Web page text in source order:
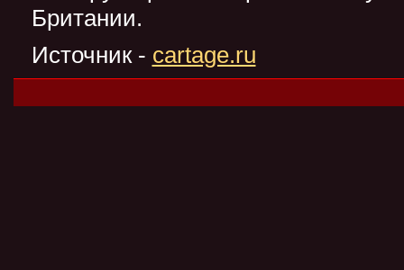
Британии.
Источник - cartage.ru